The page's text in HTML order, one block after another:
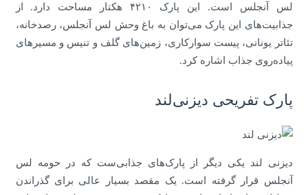
لس آنجلس است. این پارک ۴۲۱۰ هکتار مساحت دارد. از
جذابیت‌های این پارک می‌توان به باغ وحش لس آنجلس، رصدخانه،
تئاتر یونانی، پیست سوارکاری، زمین‌های گلف و تنیس و مسیرهای
پیاده‌روی جذاب اشاره کرد.
پارک تفریحی دیزنی‌لند
دیزنی لند یکی دیگر از پارک‌های جذابی‌ست که در حومه لس
آنجلس قرار گرفته است. یک مقصد بسیار عالی برای گذراندن